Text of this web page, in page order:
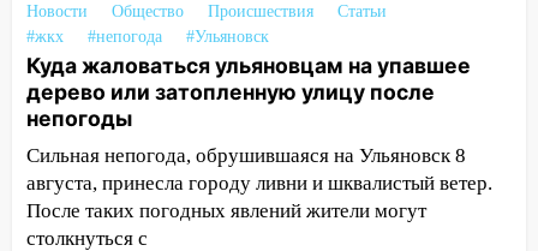
Ульяновской области намолотил более
100 тысяч тонн зерна
15:17 В колледжи и техникумы
Ульяновской области подали более 10
тысяч заявлений
15:04 Фоторепортаж с улиц Ульяновска
после шторма: поваленные деревья и
затопленные улицы
Новости Общество Происшествия
Статьи
#жкх
#непогода #Ульяновск
Куда жаловаться ульяновцам на упавшее
дерево или затопленную улицу после
непогоды
Сильная непогода, обрушившаяся на Ульяновск 8
августа, принесла городу ливни и шквалистый ветер.
После таких погодных явлений жители могут
столкнуться с